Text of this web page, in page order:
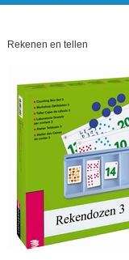
Rekenen en tellen